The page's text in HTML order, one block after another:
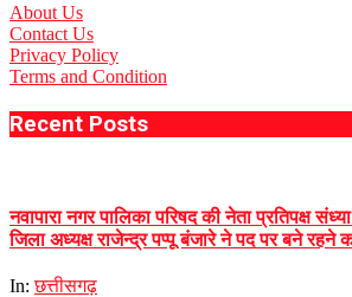
About Us
Contact Us
Privacy Policy
Terms and Condition
Recent Posts
नवापारा नगर पालिका परिषद की नेता प्रतिपक्ष
जिला अध्यक्ष राजेन्द्र पप्पू बंजारे ने पद पर बने रहने
In: छत्तीसगढ़